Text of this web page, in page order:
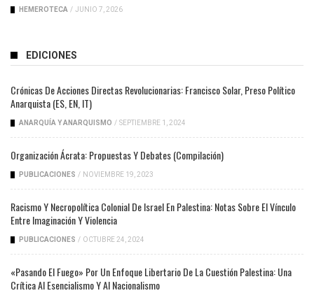
HEMEROTECA / JUNIO 7, 2026
EDICIONES
Crónicas De Acciones Directas Revolucionarias: Francisco Solar, Preso Político
Anarquista (ES, EN, IT)
ANARQUÍA Y ANARQUISMO / SEPTIEMBRE 1, 2024
Organización Ácrata: Propuestas Y Debates (compilación)
PUBLICACIONES / NOVIEMBRE 19, 2023
Racismo Y Necropolítica Colonial De Israel En Palestina: Notas Sobre El Vínculo
Entre Imaginación Y Violencia
PUBLICACIONES / OCTUBRE 24, 2024
«Pasando El Fuego» Por Un Enfoque Libertario De La Cuestión Palestina: Una
Crítica Al Esencialismo Y Al Nacionalismo